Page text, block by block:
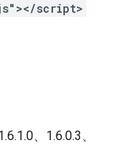
script>
、1.6.0.3、